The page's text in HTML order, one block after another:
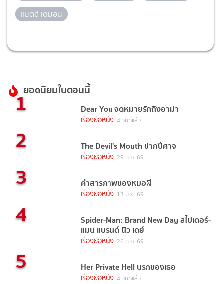
แมตต์ เดมอน
ยอดนิยมในตอนนี้
1 Dear You จดหมายรักถึงอาม่า
เรื่องย่อหนัง 4 วันที่แล้ว
2 The Devil's Mouth ปากปีศาจ
เรื่องย่อหนัง 29 ก.ค. 69
3 คำสารภาพของหมอผี
เรื่องย่อหนัง 13 มิ.ย. 69
4 Spider-Man: Brand New Day สไปเดอร์-
แมน แบรนด์ นิว เดย์
เรื่องย่อหนัง 26 ก.ค. 69
5 Her Private Hell นรกของเธอ
เรื่องย่อหนัง 4 วันที่แล้ว